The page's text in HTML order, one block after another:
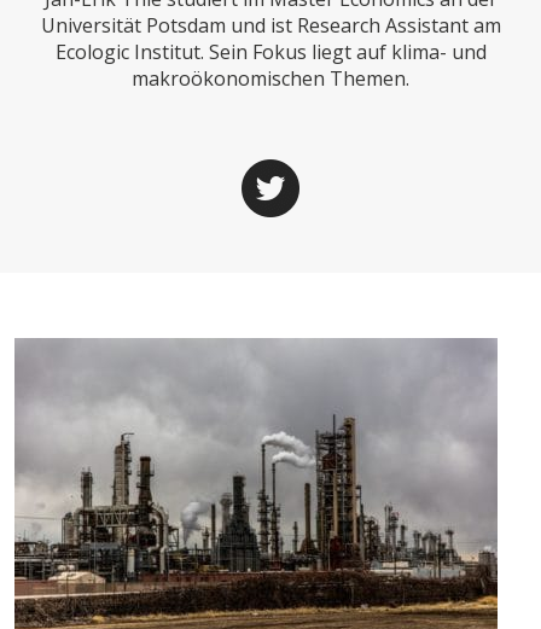
SUCHE
ABO/LOGIN
Universität Potsdam und ist Research Assistant am
Ecologic Institut. Sein Fokus liegt auf klima- und
makroökonomischen Themen.